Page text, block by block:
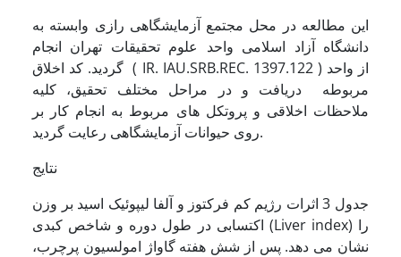
این مطالعه در محل مجتمع آزمایشگاهی رازی وابسته به
دانشگاه آزاد اسلامی واحد علوم تحقیقات تهران انجام
گردید. کد اخلاق ( IR. IAU.SRB.REC. 1397.122 ) از واحد
مربوطه دریافت و در مراحل مختلف تحقیق، کلیه
ملاحظات اخلاقی و پروتکل های مربوط به انجام کار بر
روی حیوانات آزمایشگاهی رعایت گردید.
نتایج
جدول 3 اثرات رژیم کم فرکتوز و آلفا لیپوئیک اسید بر وزن
اکتسابی در طول دوره و شاخص کبدی (Liver index) را
نشان می دهد. پس از شش هفته گاواژ امولسیون پرچرب،